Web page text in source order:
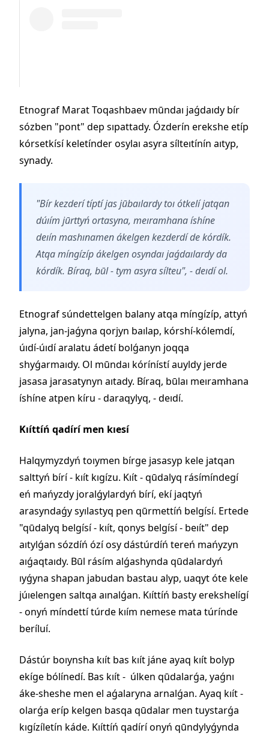
Etnograf Marat Toqashbaev mūndaı jaǵdaıdy bír
sózben "pont" dep sıpattady. Ózderín erekshe etíp
kórsetkísí keletínder osylaı asyra sílteıtínín aıtyp,
synady.
"Bír kezderí típtí jas jūbaılardy toı ótkelí jatqan
dúıím jūrttyń ortasyna, meıramhana íshíne
deıín mashınamen ákelgen kezderdí de kórdík.
Atqa míngízíp ákelgen osyndaı jaǵdaılardy da
kórdík. Bíraq, būl - tym asyra sílteu", - deıdí ol.
Etnograf súndettelgen balany atqa míngízíp, attyń
jalyna, jan-jaǵyna qorjyn baılap, kórshí-kólemdí,
úıdí-úıdí aralatu ádetí bolǵanyn joqqa
shyǵarmaıdy. Ol mūndaı kórínístí auyldy jerde
jasasa jarasatynyn aıtady. Bíraq, būlaı meıramhana
íshíne atpen kíru - daraqylyq, - deıdí.
Kıíttíń qadírí men kıesí
Halqymyzdyń toıymen bírge jasasyp kele jatqan
salttyń bírí - kıít kıgízu. Kıít - qūdalyq rásímíndegí
eń mańyzdy joralǵylardyń bírí, ekí jaqtyń
arasyndaǵy syılastyq pen qūrmettíń belgísí. Ertede
"qūdalyq belgísí - kıít, qonys belgísí - beıít" dep
aıtylǵan sózdíń ózí osy dástúrdíń tereń mańyzyn
aıǵaqtaıdy. Būl rásím alǵashynda qūdalardyń
ıyǵyna shapan jabudan bastau alyp, uaqyt óte kele
júıelengen saltqa aınalǵan. Kıíttíń basty erekshelígí
- onyń míndettí túrde kıím nemese mata túrínde
beríluí.
Dástúr boıynsha kıít bas kıít jáne ayaq kıít bolyp
ekíge bólínedí. Bas kıít - úlken qūdalarǵa, yaǵnı
áke-sheshe men el aǵalaryna arnalǵan. Ayaq kıít -
olarǵa eríp kelgen basqa qūdalar men tuystarǵa
kıgízíletín káde. Kıíttíń qadírí onyń qūndylyǵynda